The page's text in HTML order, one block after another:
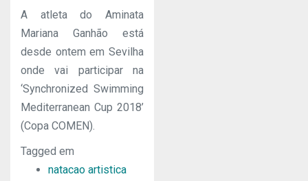
A atleta do Aminata
Mariana Ganhão está
desde ontem em Sevilha
onde vai participar na
‘Synchronized Swimming
Mediterranean Cup 2018’
(Copa COMEN).
Tagged em
natacao artistica